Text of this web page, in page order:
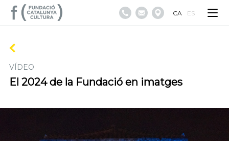
CA ES
VÍDEO
El 2024 de la Fundació en imatges